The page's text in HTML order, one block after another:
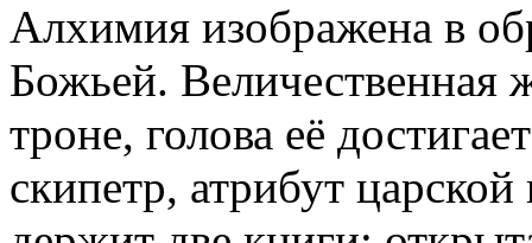
Алхимия изображена в
Божьей. Величественная
троне, голова её
скипетр, атрибут